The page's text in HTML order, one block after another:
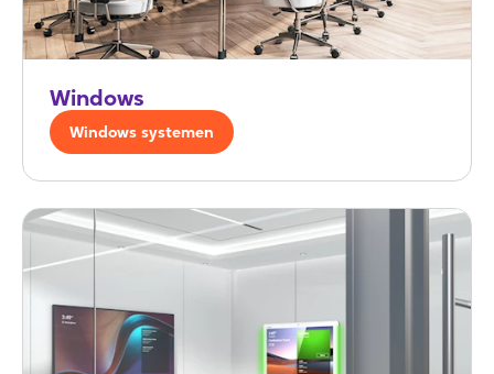
Windows
Windows systemen